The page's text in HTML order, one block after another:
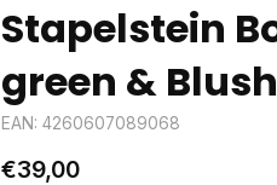
Stapelstein
green & Blush
EAN: 4260607089068
€39,00